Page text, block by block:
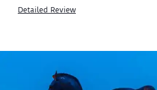
Detailed Review